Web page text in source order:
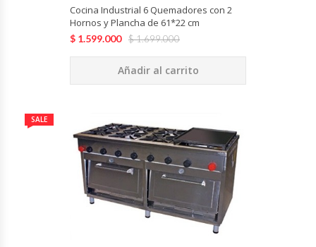
Hornos Turbos / Convectores
Hornos Industriales
Lavafondos
Licuadoras Industriales
Cocina Industrial 6 Quemadores con 2
Hornos y Plancha de 61*22 cm
$1.699.000
$ 1.599.000
Añadir al carrito
SALE